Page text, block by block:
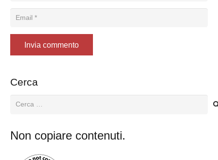
Invia commento
Cerca
Ricerca
Non copiare contenuti.